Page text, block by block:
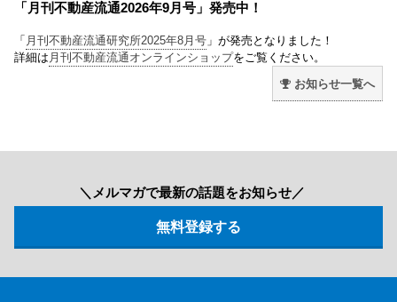
「月刊不動産流通2026年9月号」発売中！
「 月刊不動産流通研究所2025年8月号 」が発売となりました！
詳細は 月刊不動産流通オンラインショップをご覧ください。
お知らせ一覧へ
＼メルマガで最新の話題をお知らせ／